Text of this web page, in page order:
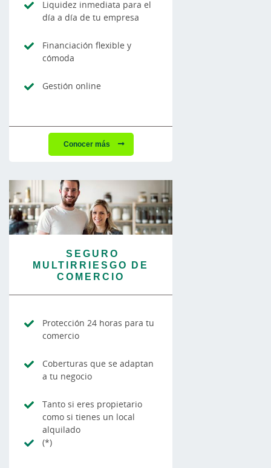
Liquidez inmediata para el
día a día de tu empresa
Financiación flexible y
cómoda
Gestión online
Conocer más
SEGURO
MULTIRRIESGO DE
COMERCIO
Protección 24 horas para tu
comercio
Coberturas que se adaptan
a tu negocio
Tanto si eres propietario
como si tienes un local
alquilado
(*)